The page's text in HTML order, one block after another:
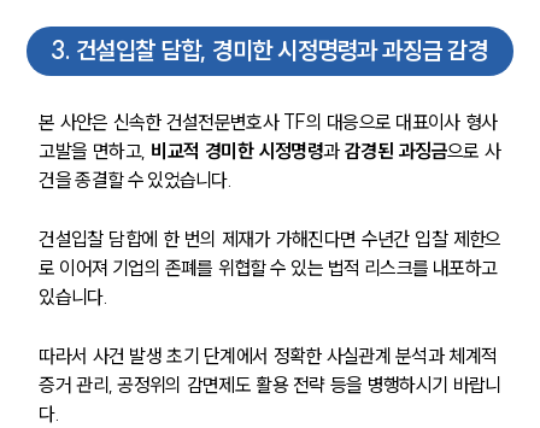
AI대륜
업무사례
주요 업무사례
사례분석/최신동향
법률지식인
고객후기
건설부 업무
3. 건설입찰 담합, 경미한 시정명령과 과징금 감경
본 사안은 신속한 건설전문변호사 TF의 대응으로 대표이사 형사
고발을 면하고, 비교적 경미한 시정명령과 감경된 과징금으로 사
건을 종결할 수 있었습니다.
건설입찰 담합에 한 번의 제재가 가해진다면 수년간 입찰 제한으
로 이어져 기업의 존폐를 위협할 수 있는 법적 리스크를 내포하고
있습니다.
따라서 사건 발생 초기 단계에서 정확한 사실관계 분석과 체계적
증거 관리, 공정위의 감면제도 활용 전략 등을 병행하시기 바랍니
다.